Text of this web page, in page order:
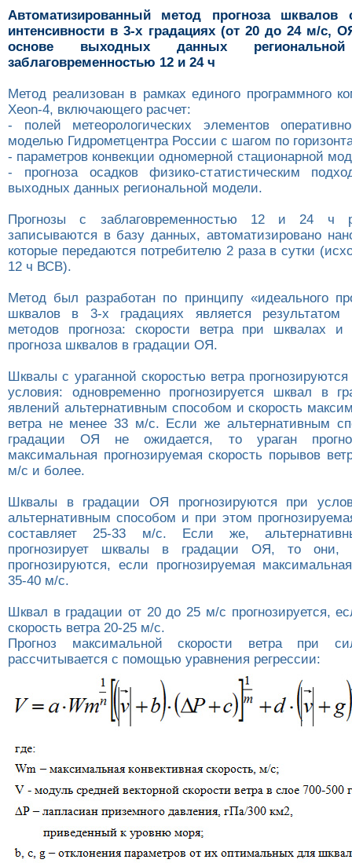
Автоматизированный метод прогноза шквалов
интенсивности в 3-х градациях (от 20 до 24 м/с,
основе выходных данных
заблаговременностью 12 и 24 ч
Метод реализован в рамках единого программного
Xeon-4, включающего расчет:
- полей метеорологических элементов
моделью Гидрометцентра России с шагом по
- параметров конвекции одномерной стационарной
- прогноза осадков физико-статистическим
выходных данных региональной модели.
Прогнозы с заблаговременностью 12 и 24 ч
записываются в базу данных, автоматизировано
которые передаются потребителю 2 раза в сутки
12 ч ВСВ).
Метод был разработан по принципу «идеального
шквалов в 3-х градациях является результатом
методов прогноза: скорости ветра при шквалах и
прогноза шквалов в градации ОЯ.
Шквалы с ураганной скоростью ветра
условия: одновременно прогнозируется шквал в
явлений альтернативным способом и скорость
ветра не менее 33 м/с. Если же альтернативным
градации ОЯ не ожидается, то ураган
максимальная прогнозируемая скорость порывов
м/с и более.
Шквалы в градации ОЯ прогнозируются при
альтернативным способом и при этом
составляет 25-33 м/с. Если же,
прогнозирует шквалы в градации ОЯ, то
прогнозируются, если прогнозируемая
35-40 м/с.
Шквал в градации от 20 до 25 м/с прогнозируется,
скорость ветра 20-25 м/с.
Прогноз максимальной скорости ветра при
рассчитывается с помощью уравнения регрессии: